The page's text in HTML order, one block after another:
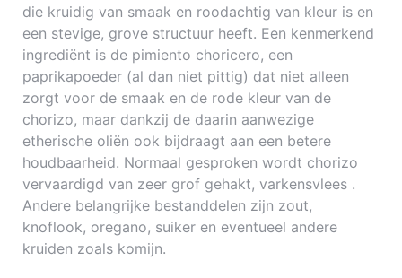
die kruidig van smaak en roodachtig van kleur is en
een stevige, grove structuur heeft. Een kenmerkend
ingrediënt is de pimiento choricero, een
paprikapoeder (al dan niet pittig) dat niet alleen
zorgt voor de smaak en de rode kleur van de
chorizo, maar dankzij de daarin aanwezige
etherische oliën ook bijdraagt aan een betere
houdbaarheid. Normaal gesproken wordt chorizo
vervaardigd van zeer grof gehakt, varkensvlees .
Andere belangrijke bestanddelen zijn zout,
knoflook, oregano, suiker en eventueel andere
kruiden zoals komijn.